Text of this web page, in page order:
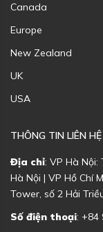
Canada
Europe
New Zealand
UK
USA
THÔNG TIN LIÊN HỆ
Địa chỉ: VP Hà Nội:
Hà Nội | VP Hồ Chí
Tower, số 2 Hải
Số điện thoại: +84